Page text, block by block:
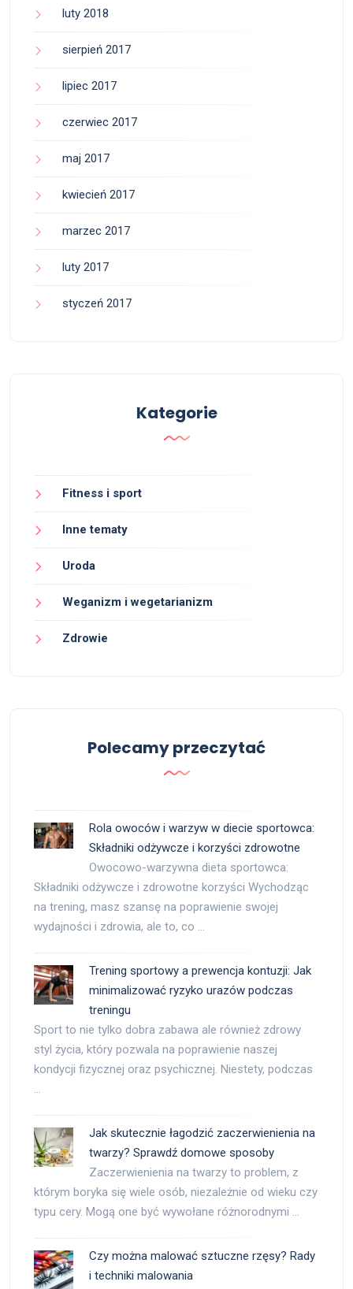
luty 2018
sierpień 2017
lipiec 2017
czerwiec 2017
maj 2017
kwiecień 2017
marzec 2017
luty 2017
styczeń 2017
Kategorie
Fitness i sport
Inne tematy
Uroda
Weganizm i wegetarianizm
Zdrowie
Polecamy przeczytać
Rola owoców i warzyw w diecie sportowca:
Składniki odżywcze i korzyści zdrowotne
Owocowo-warzywna dieta sportowca:
Składniki odżywcze i zdrowotne korzyści Wychodząc
na trening, masz szansę na poprawienie swojej
wydajności i zdrowia, ale to, co …
Trening sportowy a prewencja kontuzji: Jak
minimalizować ryzyko urazów podczas
treningu
Sport to nie tylko dobra zabawa ale również zdrowy
styl życia, który pozwala na poprawienie naszej
kondycji fizycznej oraz psychicznej. Niestety, podczas
…
Jak skutecznie łagodzić zaczerwienienia na
twarzy? Sprawdź domowe sposoby
Zaczerwienienia na twarzy to problem, z
którym boryka się wiele osób, niezależnie od wieku czy
typu cery. Mogą one być wywołane różnorodnymi …
Czy można malować sztuczne rzęsy? Rady
i techniki malowania